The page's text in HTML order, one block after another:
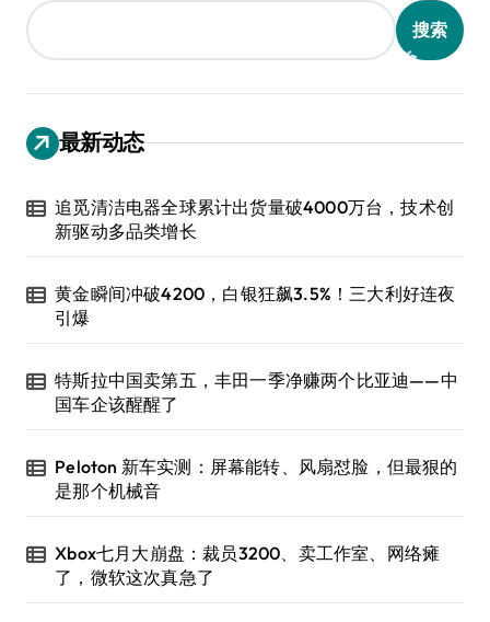
搜索
最新动态
追觅清洁电器全球累计出货量破4000万台，技术创
新驱动多品类增长
黄金瞬间冲破4200，白银狂飙3.5%！三大利好连夜
引爆
特斯拉中国卖第五，丰田一季净赚两个比亚迪——中
国车企该醒醒了
Peloton 新车实测：屏幕能转、风扇怼脸，但最狠的
是那个机械音
Xbox七月大崩盘：裁员3200、卖工作室、网络瘫
了，微软这次真急了